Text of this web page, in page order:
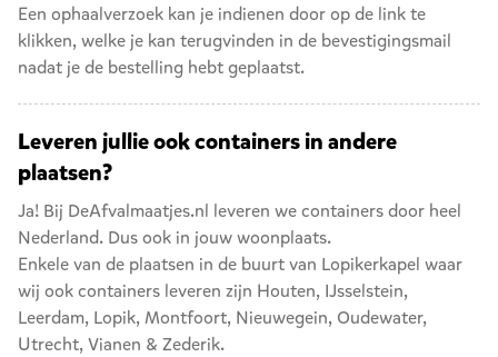
Een ophaalverzoek kan je indienen door op de link te
klikken, welke je kan terugvinden in de bevestigingsmail
nadat je de bestelling hebt geplaatst.
Leveren jullie ook containers in andere
plaatsen?
Ja! Bij DeAfvalmaatjes.nl leveren we containers door heel
Nederland. Dus ook in jouw woonplaats.
Enkele van de plaatsen in de buurt van Lopikerkapel waar
wij ook containers leveren zijn Houten, IJsselstein,
Leerdam, Lopik, Montfoort, Nieuwegein, Oudewater,
Utrecht, Vianen & Zederik.